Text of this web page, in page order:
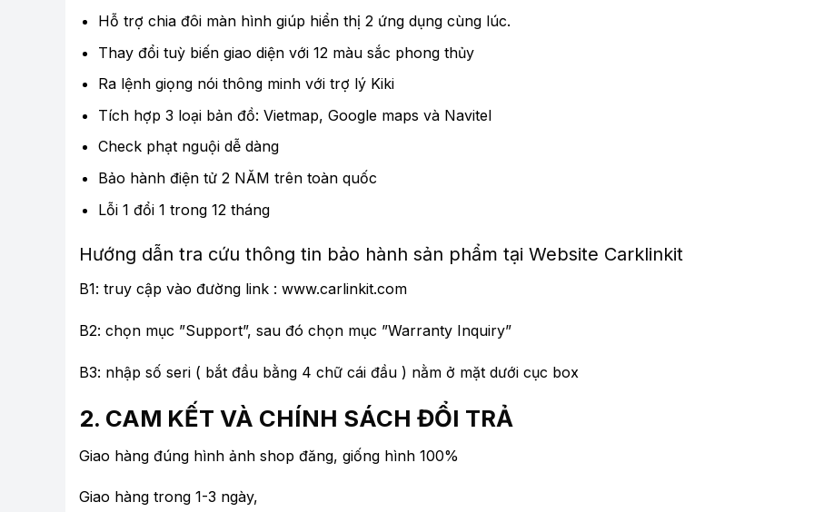
Hỗ trợ chia đôi màn hình giúp hiển thị 2 ứng dụng cùng lúc.
Thay đổi tuỳ biến giao diện với 12 màu sắc phong thủy
Ra lệnh giọng nói thông minh với trợ lý Kiki
Tích hợp 3 loại bản đồ: Vietmap, Google maps và Navitel
Check phạt nguội dễ dàng
Bảo hành điện tử 2 NĂM trên toàn quốc
Lỗi 1 đổi 1 trong 12 tháng
Hướng dẫn tra cứu thông tin bảo hành sản phẩm tại Website Carklinkit
B1: truy cập vào đường link : www.carlinkit.com
B2: chọn mục ”Support”, sau đó chọn mục ”Warranty Inquiry”
B3: nhập số seri ( bắt đầu bằng 4 chữ cái đầu ) nằm ở mặt dưới cục box
2. CAM KẾT VÀ CHÍNH SÁCH ĐỔI TRẢ
Giao hàng đúng hình ảnh shop đăng, giống hình 100%
Giao hàng trong 1-3 ngày,